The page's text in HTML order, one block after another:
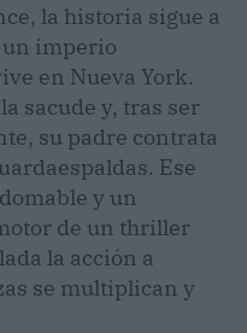
la historia sigue a
un imperio
en Nueva York.
sacude y, tras ser
su padre contrata
Ese
y un
de un thriller
la acción a
se multiplican y